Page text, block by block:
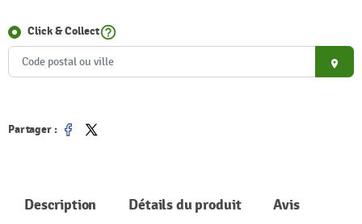
Click & Collecthelp_outline
place
Partager :
Partager
Tweet
Description Détails du produit Avis